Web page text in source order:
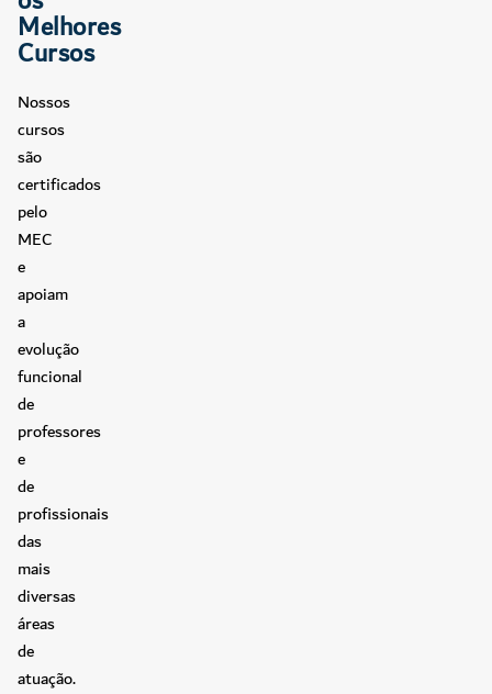
Melhores
Cursos
Nossos
cursos
são
certificados
pelo
MEC
e
apoiam
a
evolução
funcional
de
professores
e
de
profissionais
das
mais
diversas
áreas
de
atuação.